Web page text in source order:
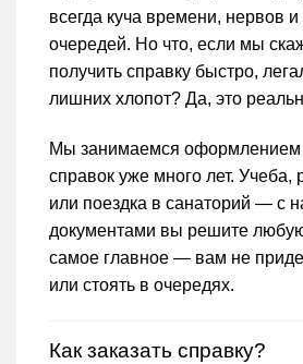
всегда куча времени, нервов
очередей. Но что, если мы
получить справку быстро,
лишних хлопот? Да, это
Мы занимаемся оформлением
справок уже много лет. Учеба,
или поездка в санаторий — с
документами вы решите
самое главное — вам не
или стоять в очередях.
Как заказать справку?